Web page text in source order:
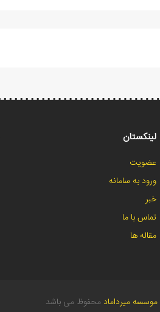
لینکستان
عضویت
ورود به سامانه
خبر
تماس با ما
مقاله ها
موسسه میرداماد محفوظ می باشد